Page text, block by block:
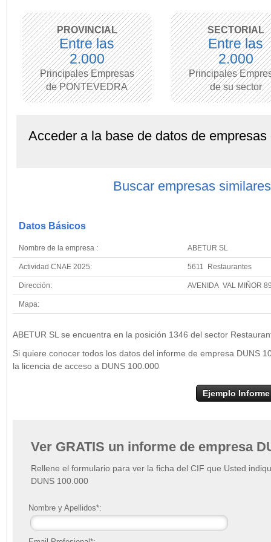
PROVINCIAL
Entre las
2.000
Principales Empresas
de PONTEVEDRA
SECTORIAL
Entre las
2.000
Principales
de su sector
Acceder a la base de datos de
Buscar empresas
Datos Básicos
Nombre de la empresa : ABETUR SL
Actividad CNAE 2025: 5611 Restaurantes
Dirección: AVENIDA VAL MIÑOR
Mapa:
−
ABETUR SL se encuentra en la posición 1346 del sector
Si quiere conocer todos los datos del informe de empresa DUNS
la licencia de acceso a DUNS 100.000
Ejemplo Informe
Ver GRATIS un informe de empresa
Rellene el formulario para ver la ficha del CIF que Usted
DUNS 100.000
Nombre y Apellidos*: